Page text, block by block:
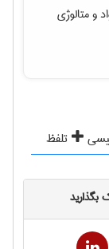
و متالوژی
تلفظ
بگذارید